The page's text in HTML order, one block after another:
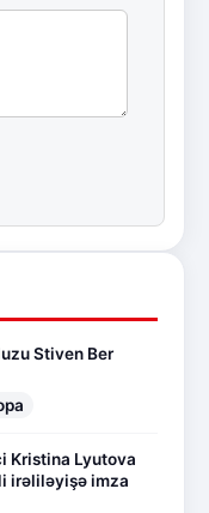
Stiven Ber
Kristina Lyutova
irəliləyişə imza